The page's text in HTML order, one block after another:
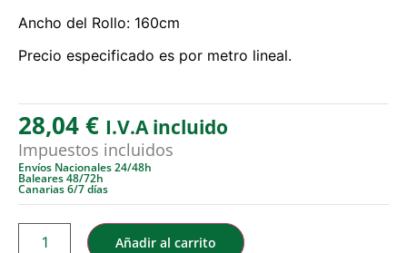
Ancho del Rollo: 160cm
Precio especificado es por metro lineal.
28,04€ I.V.A incluido
Impuestos incluidos
Envíos Nacionales 24/48h
Baleares 48/72h
Canarias 6/7 días
Añadir al carrito